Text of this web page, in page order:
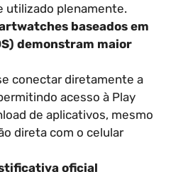
utilizado plenamente.
baseados em
demonstram maior
conectar diretamente a
acesso à Play
de aplicativos, mesmo
direta com o celular
oficial